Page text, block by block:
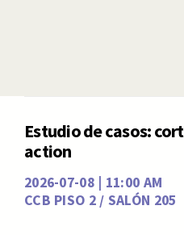
Estudio de casos:
action
2026-07-08 | 11:00 AM
CCB PISO 2 / SALÓN 205